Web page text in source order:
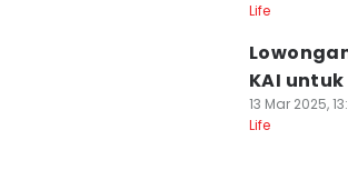
Life
KAI untuk
13 Mar 2025,
Life